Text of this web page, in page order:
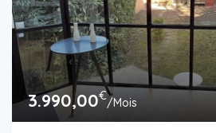
3.990,00€/Mois